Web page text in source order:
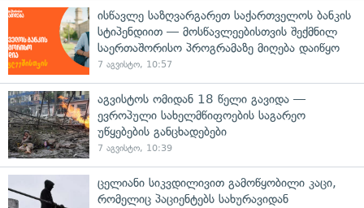
ისწავლე საზღვარგარეთ საქართველოს ბანკის
სტიპენდიით — მოსწავლეებისთვის შექმნილ
საერთაშორისო პროგრამაზე მიღება დაიწყო
7 აგვისტო, 10:57
აგვისტოს ომიდან 18 წელი გავიდა —
ევროპული სახელმწიფოების საგარეო
უწყებების განცხადებები
7 აგვისტო, 10:39
ცელიანი სიკვდილივით გამოწყობილი კაცი,
რომელიც პაციენტებს სახურავიდან